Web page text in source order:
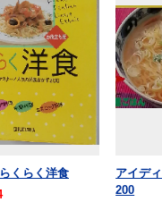
くらく洋食
アイデ
200